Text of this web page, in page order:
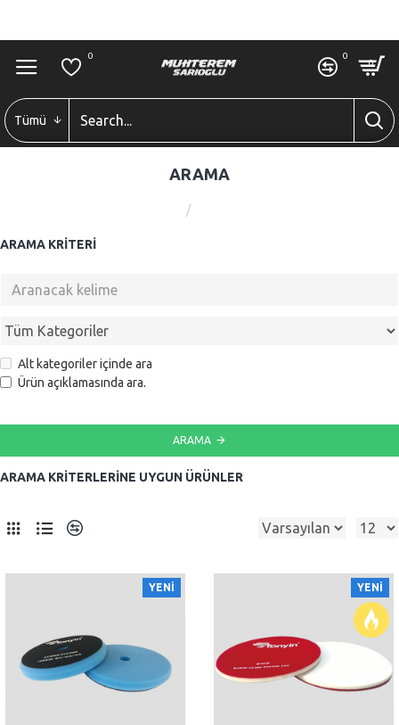
0 0
0
Tümü
ARAMA
ARAMA KRITERI
Alt kategoriler içinde ara
Ürün açıklamasında ara.
ARAMA
ARAMA KRITERLERINE UYGUN ÜRÜNLER
YENI YENI